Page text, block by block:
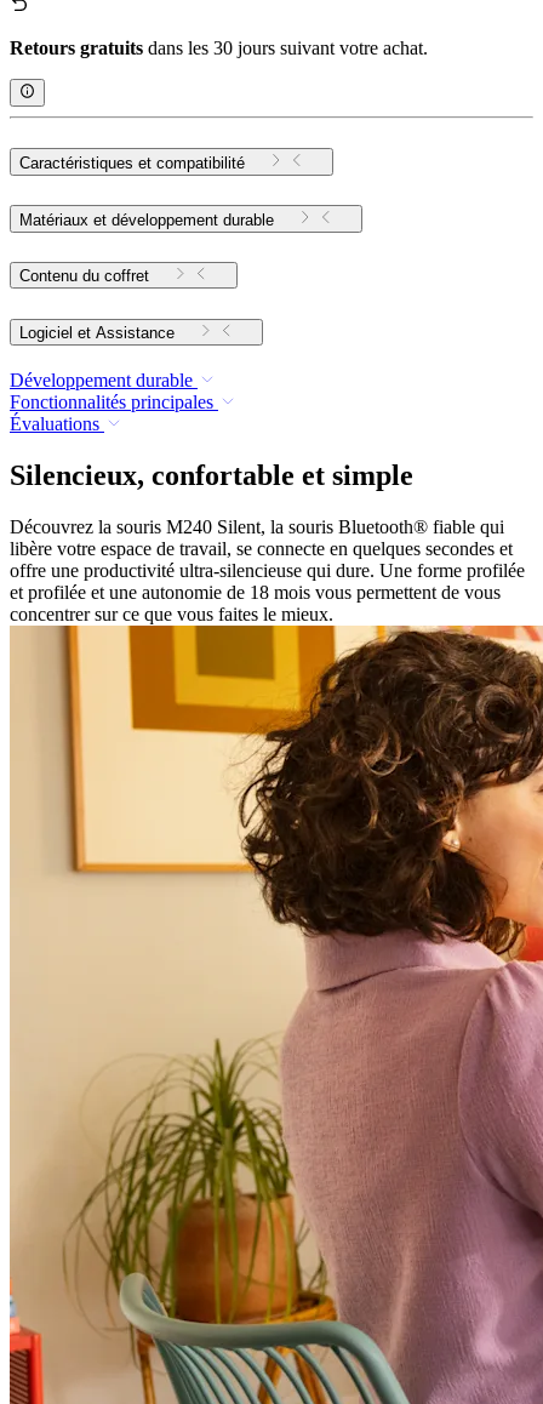
Retours gratuits dans les 30 jours suivant votre achat.
Caractéristiques et compatibilité
Matériaux et développement durable
Contenu du coffret
Logiciel et Assistance
Développement durable
Fonctionnalités principales
Évaluations
Silencieux, confortable et simple
Découvrez la souris M240 Silent, la souris Bluetooth® fiable qui
libère votre espace de travail, se connecte en quelques secondes et
offre une productivité ultra-silencieuse qui dure. Une forme profilée
et profilée et une autonomie de 18 mois vous permettent de vous
concentrer sur ce que vous faites le mieux.